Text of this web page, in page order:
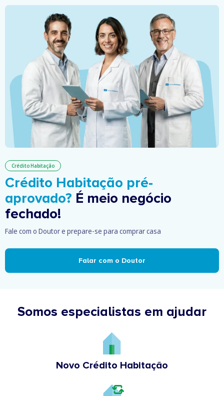
Crédito Habitação
Crédito Habitação pré-
aprovado? É meio negócio
fechado!
Fale com o Doutor e prepare-se para comprar casa
Falar com o Doutor
Somos especialistas em ajudar
Novo Crédito Habitação